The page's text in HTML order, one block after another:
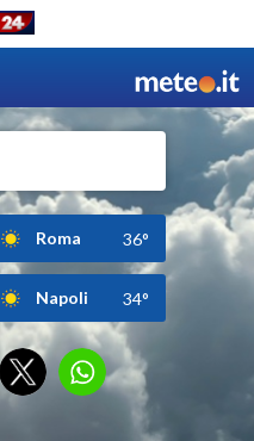
Roma 36°
Napoli 34°